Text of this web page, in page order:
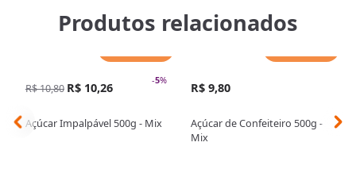
Produtos relacionados
-5%
R$ 10,80 R$ 10,26
Açúcar Impalpável 500g - Mix
R$ 9,80
Açúcar de Confeiteiro 500g -
Mix